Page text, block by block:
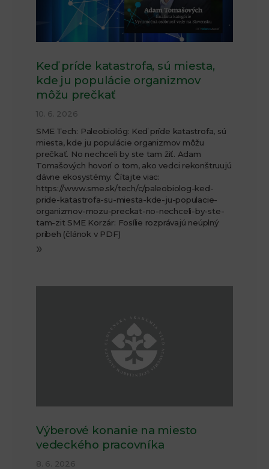
Keď príde katastrofa, sú miesta,
kde ju populácie organizmov
môžu prečkať
10. 6. 2026
SME Tech: Paleobiológ: Keď príde katastrofa, sú
miesta, kde ju populácie organizmov môžu
prečkať. No nechceli by ste tam žiť. Adam
Tomašových hovorí o tom, ako vedci rekonštruujú
dávne ekosystémy. Čítajte viac:
https://www.sme.sk/tech/c/paleobiolog-ked-
pride-katastrofa-su-miesta-kde-ju-populacie-
organizmov-mozu-preckat-no-nechceli-by-ste-
tam-zit SME Korzár: Fosílie rozprávajú neúplný
príbeh (článok v PDF)
»
Výberové konanie na miesto
vedeckého pracovníka
8. 6. 2026